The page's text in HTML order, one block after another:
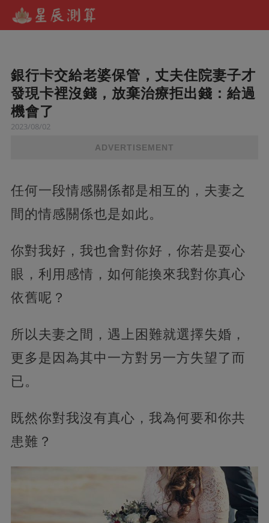
銀行卡交給老婆保管，丈夫住院妻子才
發現卡裡沒錢，放棄治療拒出錢：給過
機會了
2023/08/02
ADVERTISEMENT
任何一段情感關係都是相互的，夫妻之
間的情感關係也是如此。
你對我好，我也會對你好，你若是耍心
眼，利用感情，如何能換來我對你真心
依舊呢？
所以夫妻之間，遇上困難就選擇失婚，
更多是因為其中一方對另一方失望了而
已。
既然你對我沒有真心，我為何要和你共
患難？